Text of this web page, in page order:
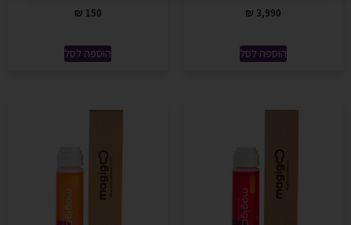
₪ 3,990
הוספה לסל
₪ 150
הוספה לסל